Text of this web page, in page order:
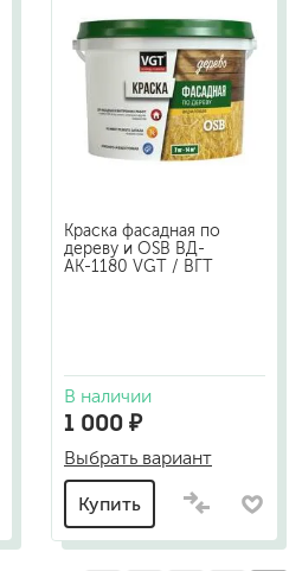
Краска фасадная по
дереву и OSB ВД-
АК-1180 VGT / ВГТ
В наличии
1 000 ₽
Выбрать вариант
Купить